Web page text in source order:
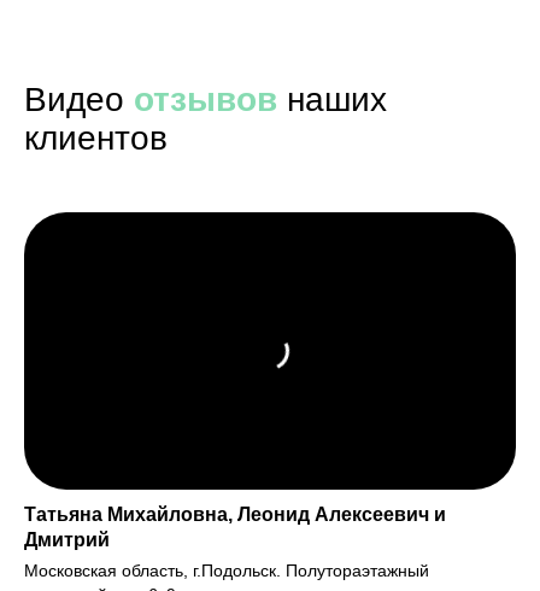
Видео отзывов наших
клиентов
Татьяна Михайловна, Леонид Алексеевич и
Дмитрий
Московская область, г.Подольск. Полутораэтажный